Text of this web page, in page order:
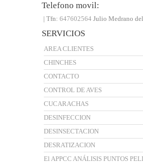
Telefono movil:
| Tfn: 647602564 Julio Medrano
SERVICIOS
AREA CLIENTES
CHINCHES
CONTACTO
CONTROL DE AVES
CUCARACHAS
DESINFECCION
DESINSECTACION
DESRATIZACION
El APPCC ANÁLISIS PUNTOS